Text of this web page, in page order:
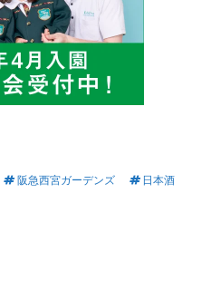
阪急西宮ガーデンズ
日本酒